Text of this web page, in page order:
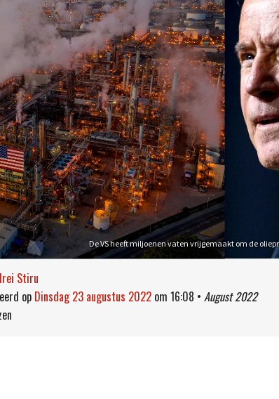
De VS heeft miljoenen vaten vrijgemaakt om de
Stiru
op dinsdag 23 augustus 2022 om 16:08 • August 2022